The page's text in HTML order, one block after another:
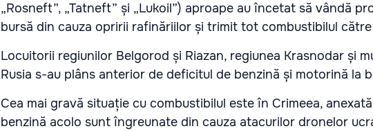
„Rosneft”, „Tatneft” și „Lukoil”) aproape au încetat să vândă
bursă din cauza opririi rafinăriilor și trimit tot combustibilul
Locuitorii regiunilor Belgorod și Riazan, regiunea Krasnodar și
Rusia s-au plâns anterior de deficitul de benzină și motorină la
Cea mai gravă situație cu combustibilul este în Crimeea,
benzină acolo sunt îngreunate din cauza atacurilor dronelor